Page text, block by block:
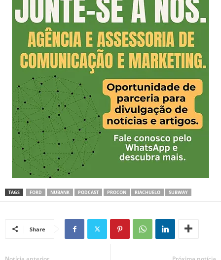
TAGS FORD NUBANK PODCAST PROCON RIACHUELO SUBWAY
Share